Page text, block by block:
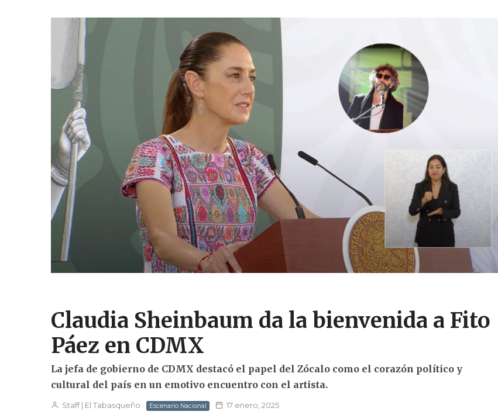
Claudia Sheinbaum da la bienvenida a Fito
Páez en CDMX
La jefa de gobierno de CDMX destacó el papel del Zócalo como el corazón político y
cultural del país en un emotivo encuentro con el artista.
Staff | El Tabasqueño Escenario Nacional 17 enero, 2025